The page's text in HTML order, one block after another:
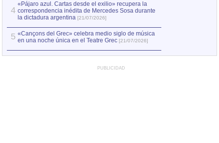
4
«Pájaro azul. Cartas desde el exilio» recupera la
correspondencia inédita de Mercedes Sosa durante
la dictadura argentina [21/07/2026]
5 «Cançons del Grec» celebra medio siglo de música
en una noche única en el Teatre Grec [21/07/2026]
PUBLICIDAD